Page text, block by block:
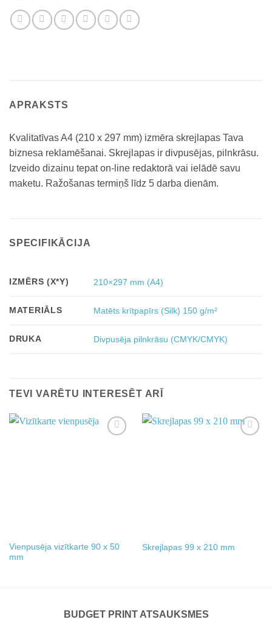
APRAKSTS
Kvalitatīvas A4 (210 x 297 mm) izmēra skrejlapas Tava
biznesa reklamēšanai. Skrejlapas ir divpusējas, pilnkrāsu.
Izveido dizainu tepat on-line redaktorā vai ielādē savu
maketu. Ražošanas termiņš līdz 5 darba dienām.
SPECIFIKĀCIJA
IZMĒRS (X*Y) 210×297 mm (A4)
MATERIĀLS Matēts krītpapīrs (Silk) 150 g/m²
DRUKA Divpusēja pilnkrāsu (CMYK/CMYK)
TEVI VARĒTU INTERESĒT ARĪ
Vienpusēja vizītkarte 90 x 50
mm
Skrejlapas 99 x 210 mm
BUDGET PRINT ATSAUKSMES